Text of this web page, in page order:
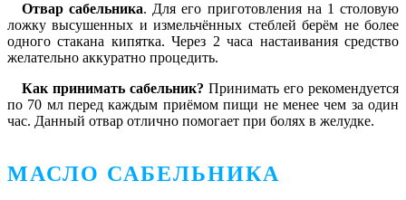
Отвар сабельника. Для его приготовления на 1 столовую
ложку высушенных и измельчённых стеблей берём не более
одного стакана кипятка. Через 2 часа настаивания средство
желательно аккуратно процедить.
Как принимать сабельник? Принимать его рекомендуется
по 70 мл перед каждым приёмом пищи не менее чем за один
час. Данный отвар отлично помогает при болях в желудке.
МАСЛО САБЕЛЬНИКА